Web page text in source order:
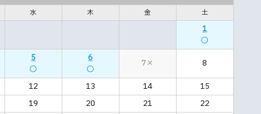
水 木 金 土
1
〇
5
〇
6
〇
7×
8
12 13 14
15
19 20 21
22